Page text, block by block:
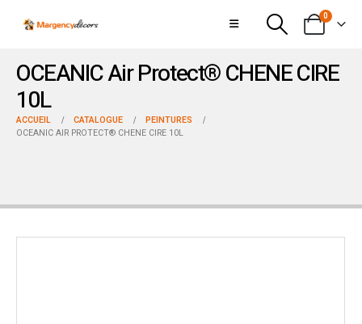
0
OCEANIC Air Protect® CHENE CIRE
10L
ACCUEIL CATALOGUE
PEINTURES
OCEANIC AIR PROTECT® CHENE CIRE 10L